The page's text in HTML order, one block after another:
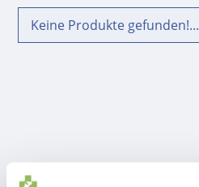
Keine Produkte gefunden!...